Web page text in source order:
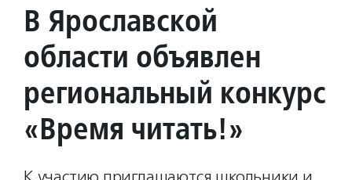
В Ярославской
области объявлен
региональный конкурс
«Время читать!»